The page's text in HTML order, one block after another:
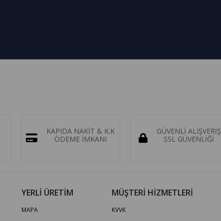
KAPIDA NAKİT & K.K
ÖDEME İMKANI
GÜVENLİ ALIŞVERİŞ
SSL GÜVENLİĞİ
YERLİ ÜRETİM
MAPA
MÜŞTERİ HİZMETLERİ
KVVK